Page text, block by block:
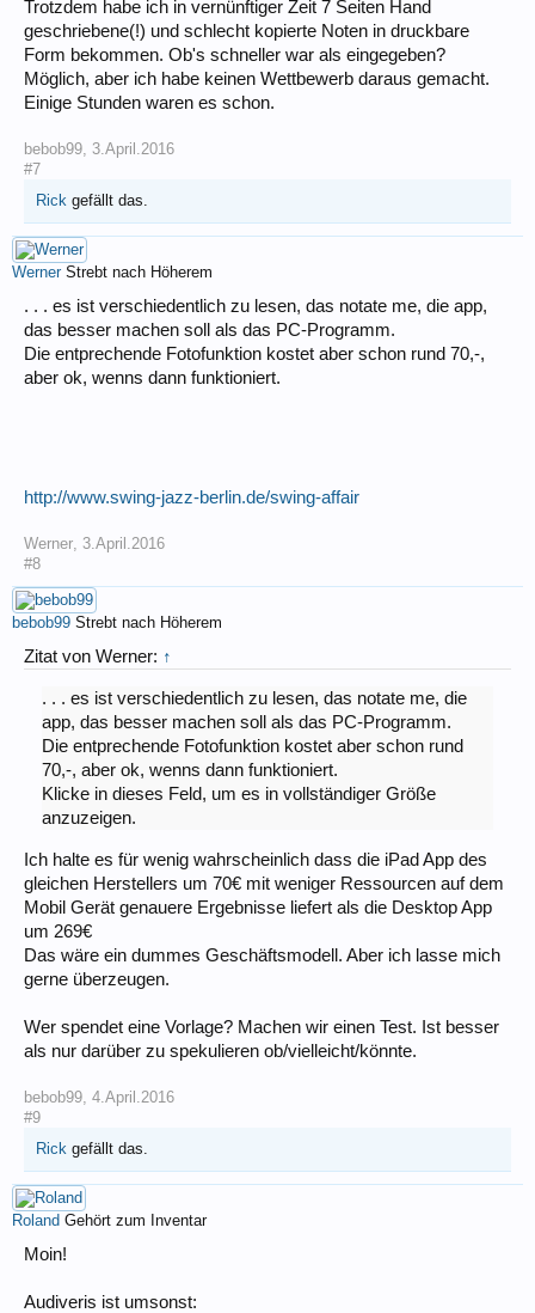
Trotzdem habe ich in vernünftiger Zeit 7 Seiten Hand
geschriebene(!) und schlecht kopierte Noten in druckbare
Form bekommen. Ob's schneller war als eingegeben?
Möglich, aber ich habe keinen Wettbewerb daraus gemacht.
Einige Stunden waren es schon.
bebob99 3.April.2016
#7
Rick gefällt das.
Werner Strebt nach Höherem
. . . es ist verschiedentlich zu lesen, das notate me, die app,
das besser machen soll als das PC-Programm.
Die entprechende Fotofunktion kostet aber schon rund 70,-,
aber ok, wenns dann funktioniert.
http://www.swing-jazz-berlin.de/swing-affair
Werner 3.April.2016
#8
bebob99 Strebt nach Höherem
Zitat von Werner: ↑
. . . es ist verschiedentlich zu lesen, das notate me, die
app, das besser machen soll als das PC-Programm.
Die entprechende Fotofunktion kostet aber schon rund
70,-, aber ok, wenns dann funktioniert.
Klicke in dieses Feld, um es in vollständiger Größe
anzuzeigen.
Ich halte es für wenig wahrscheinlich dass die iPad App des
gleichen Herstellers um 70€ mit weniger Ressourcen auf dem
Mobil Gerät genauere Ergebnisse liefert als die Desktop App
um 269€
Das wäre ein dummes Geschäftsmodell. Aber ich lasse mich
gerne überzeugen.
Wer spendet eine Vorlage? Machen wir einen Test. Ist besser
als nur darüber zu spekulieren ob/vielleicht/könnte.
bebob99 4.April.2016
#9
Rick gefällt das.
Roland Gehört zum Inventar
Moin!
Audiveris ist umsonst: